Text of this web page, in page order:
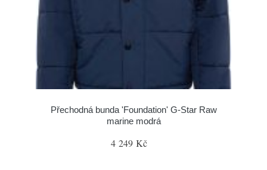
Přechodná bunda 'Foundation' G-Star Raw
marine modrá
4 249 Kč